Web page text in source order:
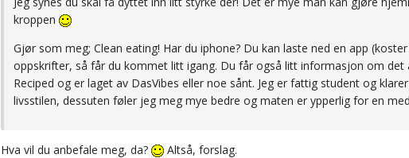
kroppen
Gjør som meg; Clean eating! Har du iphone? Du kan laste ned en app
oppskrifter, så får du kommet litt igang. Du får også litt informasjon om det
Reciped og er laget av DasVibes eller noe sånt. Jeg er fattig student og
livsstilen, dessuten føler jeg meg mye bedre og maten er ypperlig for en
Hva vil du anbefale meg, da?
Altså, forslag.